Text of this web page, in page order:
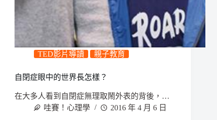
TED影片導讀 親子教育
自閉症眼中的世界長怎樣？
在大多人看到自閉症無理取鬧外表的背後，…
哇賽！心理學
2016 年 4 月 6 日